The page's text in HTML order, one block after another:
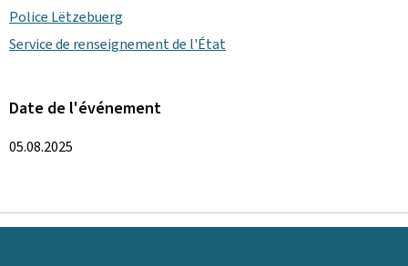
Police Lëtzebuerg
Service de renseignement de l'État
Date de l'événement
05.08.2025